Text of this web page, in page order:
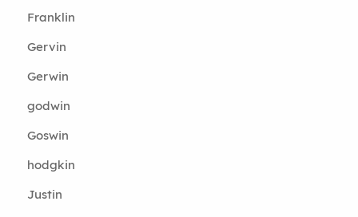
Franklin
Gervin
Gerwin
godwin
Goswin
hodgkin
Justin